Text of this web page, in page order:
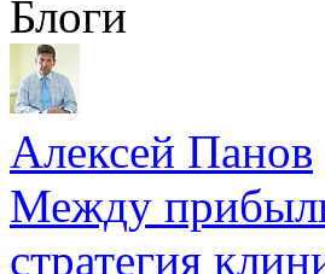
Блоги
Алексей Панов
Между
стратегия